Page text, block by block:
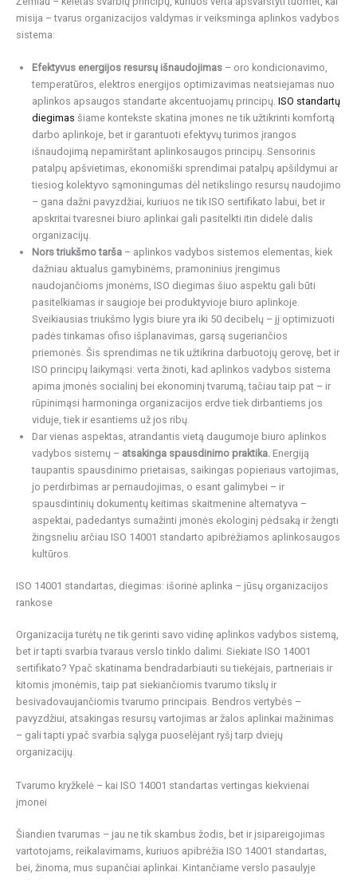
misija – tvarus organizacijos valdymas ir veiksminga aplinkos vadybos
sistema:
Efektyvus energijos resursų išnaudojimas – oro kondicionavimo,
temperatūros, elektros energijos optimizavimas neatsiejamas nuo
aplinkos apsaugos standarte akcentuojamų principų. ISO standartų
diegimas šiame kontekste skatina įmones ne tik užtikrinti komfortą
darbo aplinkoje, bet ir garantuoti efektyvų turimos įrangos
išnaudojimą nepamirštant aplinkosaugos principų. Sensorinis
patalpų apšvietimas, ekonomiški sprendimai patalpų apšildymui ar
tiesiog kolektyvo sąmoningumas dėl netikslingo resursų naudojimo
– gana dažni pavyzdžiai, kuriuos ne tik ISO sertifikato labui, bet ir
apskritai tvaresnei biuro aplinkai gali pasitelkti itin didelė dalis
organizacijų.
Nors triukšmo tarša – aplinkos vadybos sistemos elementas, kiek
dažniau aktualus gamybinėms, pramoninius įrengimus
naudojančioms įmonėms, ISO diegimas šiuo aspektu gali būti
pasitelkiamas ir saugioje bei produktyvioje biuro aplinkoje.
Sveikiausias triukšmo lygis biure yra iki 50 decibelų – jį optimizuoti
padės tinkamas ofiso išplanavimas, garsą sugeriančios
priemonės. Šis sprendimas ne tik užtikrina darbuotojų gerovę, bet ir
ISO principų laikymąsi: verta žinoti, kad aplinkos vadybos sistema
apima įmonės socialinį bei ekonominį tvarumą, tačiau taip pat – ir
rūpinimąsi harmoninga organizacijos erdve tiek dirbantiems jos
viduje, tiek ir esantiems už jos ribų.
Dar vienas aspektas, atrandantis vietą daugumoje biuro aplinkos
vadybos sistemų – atsakinga spausdinimo praktika. Energiją
taupantis spausdinimo prietaisas, saikingas popieriaus vartojimas,
jo perdirbimas ar pernaudojimas, o esant galimybei – ir
spausdintinių dokumentų keitimas skaitmenine alternatyva –
aspektai, padedantys sumažinti įmonės ekologinį pėdsaką ir žengti
žingsneliu arčiau ISO 14001 standarto apibrėžiamos aplinkosaugos
kultūros.
ISO 14001 standartas, diegimas: išorinė aplinka – jūsų organizacijos
rankose
Organizacija turėtų ne tik gerinti savo vidinę aplinkos vadybos sistemą,
bet ir tapti svarbia tvaraus verslo tinklo dalimi. Siekiate ISO 14001
sertifikato? Ypač skatinama bendradarbiauti su tiekėjais, partneriais ir
kitomis įmonėmis, taip pat siekiančiomis tvarumo tikslų ir
besivadovaujančiomis tvarumo principais. Bendros vertybės –
pavyzdžiui, atsakingas resursų vartojimas ar žalos aplinkai mažinimas
– gali tapti ypač svarbia sąlyga puoselėjant ryšį tarp dviejų
organizacijų.
Tvarumo kryžkelė – kai ISO 14001 standartas vertingas kiekvienai
įmonei
Šiandien tvarumas – jau ne tik skambus žodis, bet ir įsipareigojimas
vartotojams, reikalavimams, kuriuos apibrėžia ISO 14001 standartas,
bei, žinoma, mus supančiai aplinkai. Kintančiame verslo pasaulyje